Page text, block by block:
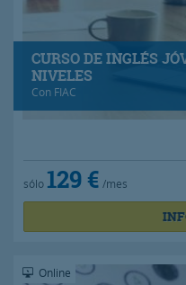
CURSO DE INGLÉS
NIVELES
Con FIAC
sólo 129 € /mes
Online